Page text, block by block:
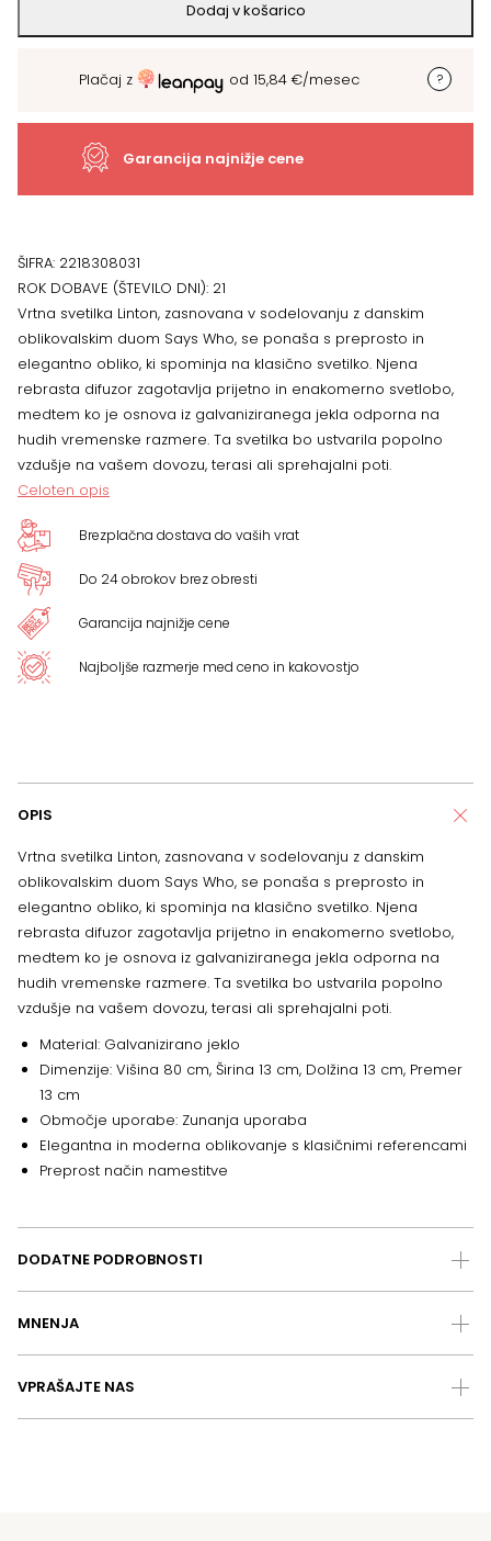
Talna
Dodaj v košarico
Plačaj z od 15,84 €/mesec
Garancija najnižje cene
ŠIFRA: 2218308031
ROK DOBAVE (ŠTEVILO DNI): 21
Vrtna svetilka Linton, zasnovana v sodelovanju z danskim
oblikovalskim duom Says Who, se ponaša s preprosto in
elegantno obliko, ki spominja na klasično svetilko. Njena
rebrasta difuzor zagotavlja prijetno in enakomerno svetlobo,
medtem ko je osnova iz galvaniziranega jekla odporna na
hudih vremenske razmere. Ta svetilka bo ustvarila popolno
vzdušje na vašem dovozu, terasi ali sprehajalni poti.
Celoten opis
Brezplačna dostava do vaših vrat
Do 24 obrokov brez obresti
Garancija najnižje cene
Najboljše razmerje med ceno in kakovostjo
OPIS
Vrtna svetilka Linton, zasnovana v sodelovanju z danskim
oblikovalskim duom Says Who, se ponaša s preprosto in
elegantno obliko, ki spominja na klasično svetilko. Njena
rebrasta difuzor zagotavlja prijetno in enakomerno svetlobo,
medtem ko je osnova iz galvaniziranega jekla odporna na
hudih vremenske razmere. Ta svetilka bo ustvarila popolno
vzdušje na vašem dovozu, terasi ali sprehajalni poti.
Material: Galvanizirano jeklo
Dimenzije: Višina 80 cm, Širina 13 cm, Dolžina 13 cm, Premer
13 cm
Območje uporabe: Zunanja uporaba
Elegantna in moderna oblikovanje s klasičnimi referencami
Preprost način namestitve
DODATNE PODROBNOSTI
MNENJA
VPRAŠAJTE NAS